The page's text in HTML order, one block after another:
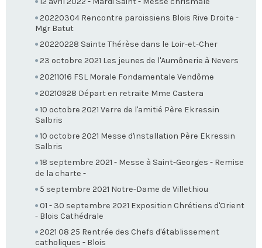
20220304 Rencontre paroissiens Blois Rive Droite -
Mgr Batut
20220228 Sainte Thérèse dans le Loir-et-Cher
23 octobre 2021 Les jeunes de l'Aumônerie à Nevers
20211016 FSL Morale Fondamentale Vendôme
20210928 Départ en retraite Mme Castera
10 octobre 2021 Verre de l'amitié Père Ekressin
Salbris
10 octobre 2021 Messe d'installation Père Ekressin
Salbris
18 septembre 2021 - Messe à Saint-Georges - Remise
de la charte -
5 septembre 2021 Notre-Dame de Villethiou
01 - 30 septembre 2021 Exposition Chrétiens d'Orient
- Blois Cathédrale
2021 08 25 Rentrée des Chefs d'établissement
catholiques - Blois